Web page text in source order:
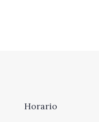
Horario